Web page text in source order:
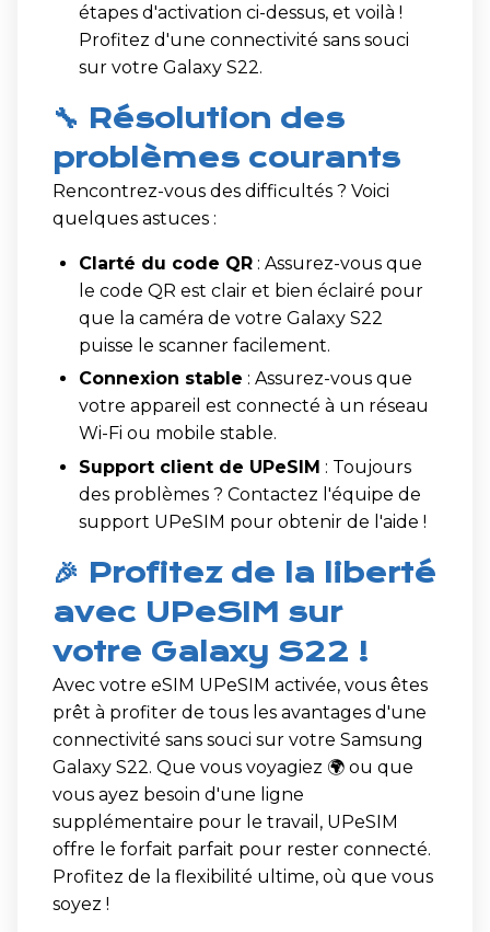
étapes d'activation ci-dessus, et voilà !
Profitez d'une connectivité sans souci
sur votre Galaxy S22.
🔧 Résolution des
problèmes courants
Rencontrez-vous des difficultés ? Voici
quelques astuces :
Clarté du code QR : Assurez-vous que
le code QR est clair et bien éclairé pour
que la caméra de votre Galaxy S22
puisse le scanner facilement.
Connexion stable : Assurez-vous que
votre appareil est connecté à un réseau
Wi-Fi ou mobile stable.
Support client de UPeSIM : Toujours
des problèmes ? Contactez l'équipe de
support UPeSIM pour obtenir de l'aide !
🎉 Profitez de la liberté
avec UPeSIM sur
votre Galaxy S22 !
Avec votre eSIM UPeSIM activée, vous êtes
prêt à profiter de tous les avantages d'une
connectivité sans souci sur votre Samsung
Galaxy S22. Que vous voyagiez 🌍 ou que
vous ayez besoin d'une ligne
supplémentaire pour le travail, UPeSIM
offre le forfait parfait pour rester connecté.
Profitez de la flexibilité ultime, où que vous
soyez !